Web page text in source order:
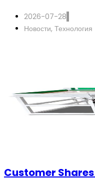
2026-07-28
Новости, Технология
Customer